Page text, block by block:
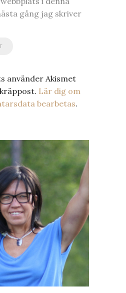
gång jag skriver
använder Akismet
Lär dig om
bearbetas.